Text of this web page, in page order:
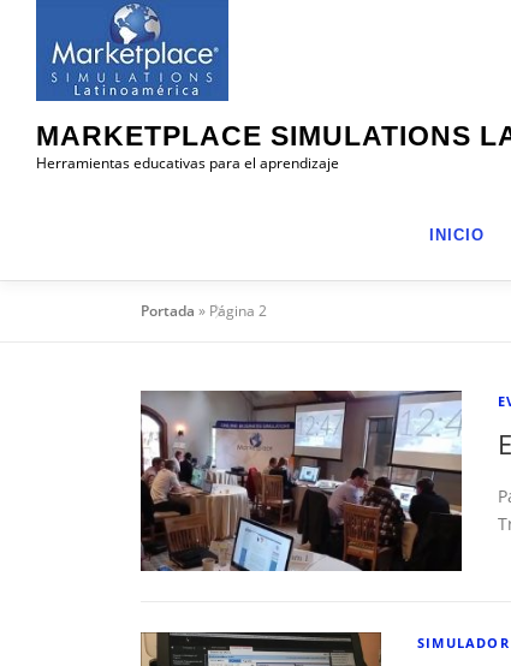
contenido
MARKETPLACE SIMULATIONS
Herramientas educativas para el aprendizaje
INICIO
Portada » Página 2
SIMULADOR